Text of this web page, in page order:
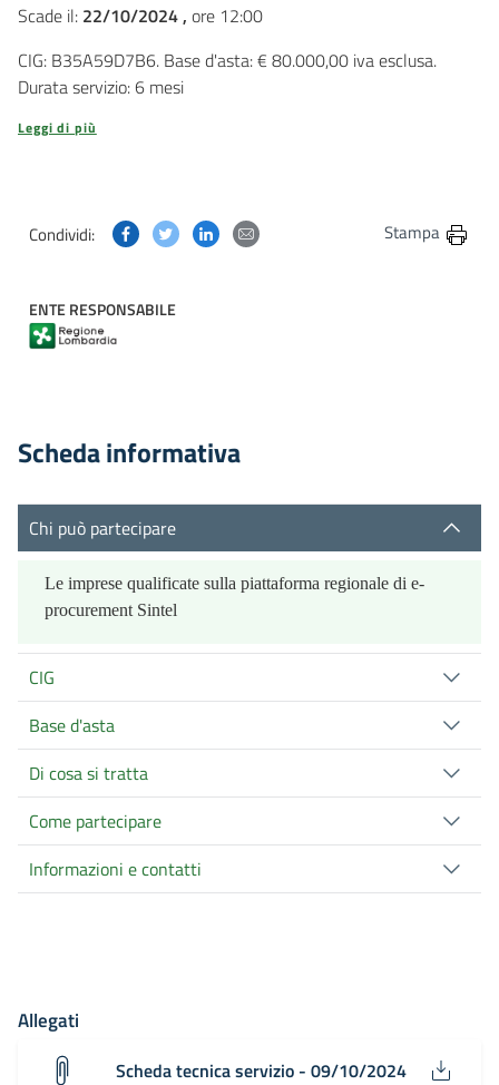
Scade il: 22/10/2024 , ore 12:00
CIG: B35A59D7B6. Base d'asta: € 80.000,00 iva esclusa.
Durata servizio: 6 mesi
Leggi di più
Condividi: Condividi questa pagina su Facebook
Condividi questa pagina su Twitter
Condividi questa pagina su Linkedin
Condividi questa pagina via
Stampa
ENTE RESPONSABILE
Scheda informativa
Chi può partecipare
Le imprese qualificate sulla piattaforma regionale di e-
procurement Sintel
CIG
Base d'asta
Di cosa si tratta
Come partecipare
Informazioni e contatti
Allegati
Scheda tecnica servizio - 09/10/2024